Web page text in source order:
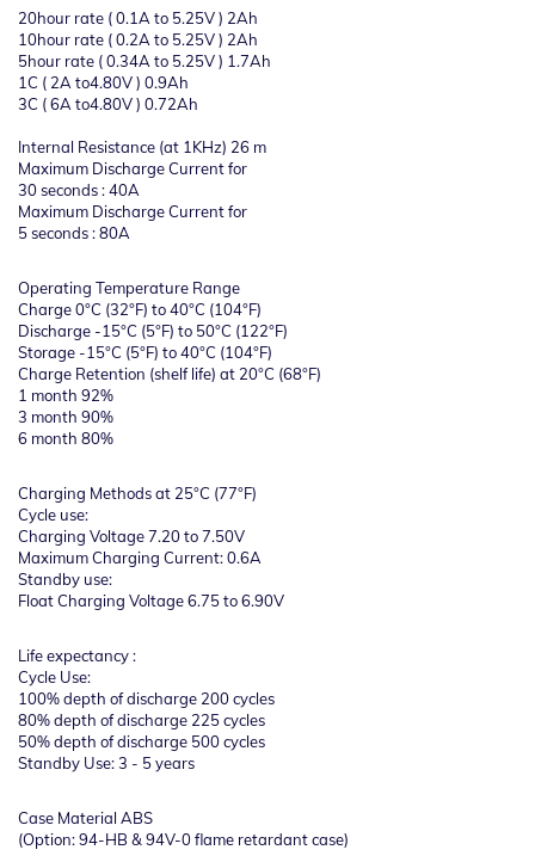
20hour rate ( 0.1A to 5.25V ) 2Ah
10hour rate ( 0.2A to 5.25V ) 2Ah
5hour rate ( 0.34A to 5.25V ) 1.7Ah
1C ( 2A to4.80V ) 0.9Ah
3C ( 6A to4.80V ) 0.72Ah
Internal Resistance (at 1KHz) 26 m
Maximum Discharge Current for
30 seconds : 40A
Maximum Discharge Current for
5 seconds : 80A
Operating Temperature Range
Charge 0°C (32°F) to 40°C (104°F)
Discharge -15°C (5°F) to 50°C (122°F)
Storage -15°C (5°F) to 40°C (104°F)
Charge Retention (shelf life) at 20°C (68°F)
1 month 92%
3 month 90%
6 month 80%
Charging Methods at 25°C (77°F)
Cycle use:
Charging Voltage 7.20 to 7.50V
Maximum Charging Current: 0.6A
Standby use:
Float Charging Voltage 6.75 to 6.90V
Life expectancy :
Cycle Use:
100% depth of discharge 200 cycles
80% depth of discharge 225 cycles
50% depth of discharge 500 cycles
Standby Use: 3 - 5 years
Case Material ABS
(Option: 94-HB & 94V-0 flame retardant case)